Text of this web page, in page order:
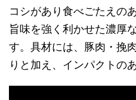
コシがあり食べごたえの
旨味を強く利かせた濃厚
す。具材には、豚肉・挽
りと加え、インパクトの